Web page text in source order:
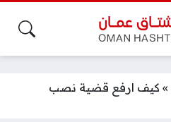
» كيف ارفع قضية نصب